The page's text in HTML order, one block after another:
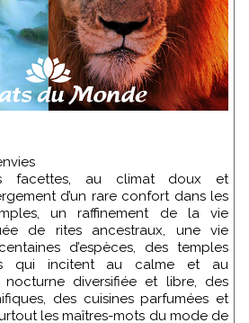
facettes, au climat doux et
d’un rare confort dans les
un raffinement de la vie
de rites ancestraux, une vie
d’espèces, des temples
qui incitent au calme et au
nocturne diversifiée et libre, des
des cuisines parfumées et
les maîtres-mots du mode de